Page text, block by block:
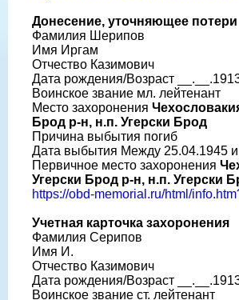
Донесение, уточняющее потери
Фамилия Шерипов
Имя Иргам
Отчество Казимович
Дата рождения/Возраст
Воинское звание мл. лейтенант
Место захоронения
Брод р-н, н.п. Угерски Брод
Причина выбытия погиб
Дата выбытия Между 25.04.1945
Первичное место захоронения
Угерски Брод р-н, н.п. Угерски
https://obd-memorial.ru/html/
Учетная карточка захоронения
Фамилия Серипов
Имя И.
Отчество Казимович
Дата рождения/Возраст
Воинское звание ст. лейтенант